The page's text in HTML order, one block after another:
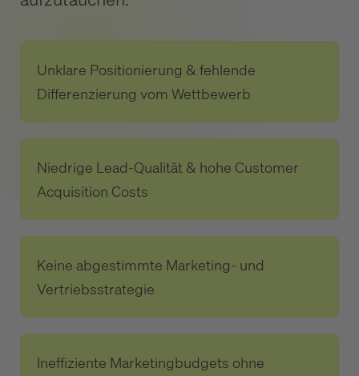
Unklare Positionierung & fehlende
Differenzierung vom Wettbewerb
Niedrige Lead-Qualität & hohe Customer
Acquisition Costs
Keine abgestimmte Marketing- und
Vertriebsstrategie
Ineffiziente Marketingbudgets ohne